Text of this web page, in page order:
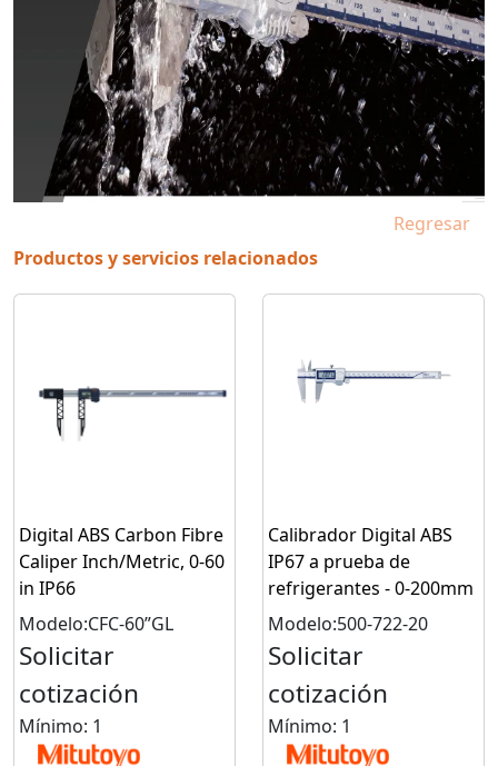
Regresar
Productos y servicios relacionados
Digital ABS Carbon Fibre
Caliper Inch/Metric, 0-60
in IP66
Modelo:CFC-60”GL
Solicitar
cotización
Mínimo: 1
Calibrador Digital ABS
IP67 a prueba de
refrigerantes - 0-200mm
Modelo:500-722-20
Solicitar
cotización
Mínimo: 1